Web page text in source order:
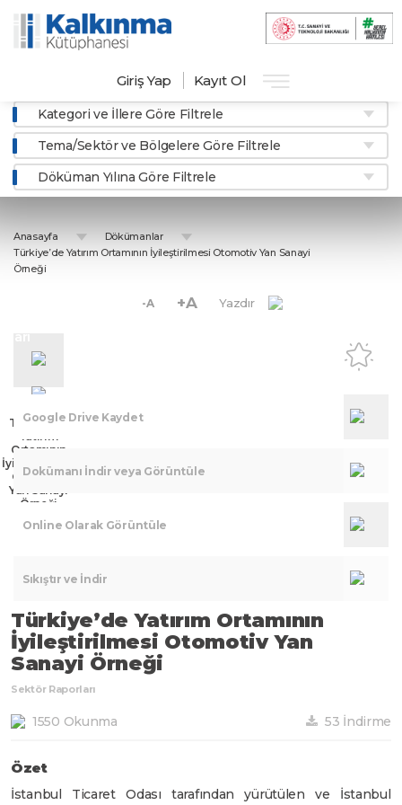
Giriş Yap Kayıt Ol
Kategori ve İllere Göre Filtrele
Tema/Sektör ve Bölgelere Göre Filtrele
Döküman Yılına Göre Filtrele
Anasayfa
Dökümanlar
Türkiye’de Yatırım Ortamının İyileştirilmesi Otomotiv Yan Sanayi
Örneği
-A +A Yazdır
Türkiye’de
Yatırım
Ortamının
İyileştirilmesi
Otomotiv
Yan Sanayi
Örneği
Google Drive Kaydet
Dokümanı İndir veya Görüntüle
Online Olarak Görüntüle
Sıkıştır ve İndir
Türkiye’de Yatırım Ortamının
İyileştirilmesi Otomotiv Yan
Sanayi Örneği
Sektör Raporları
1550 Okunma 53 İndirme
Özet
İstanbul Ticaret Odası tarafından yürütülen ve İstanbul